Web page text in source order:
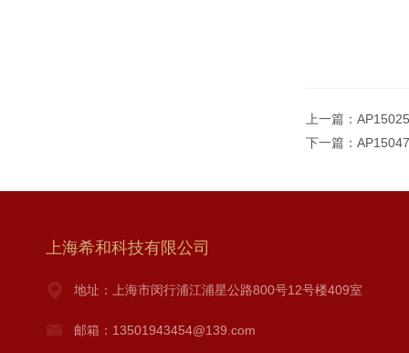
上一篇：
下一篇：
上海希和科技有限公司
地址：上海市闵行浦江浦星公路800号12号楼409室
邮箱：13501943454@139.com